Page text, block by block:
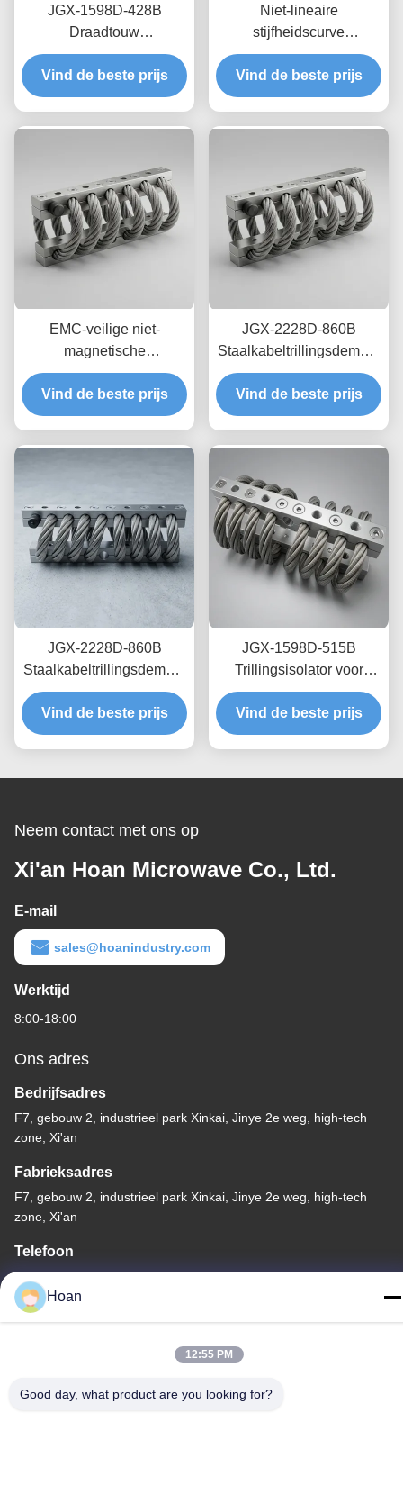
JGX-1598D-428B
Draadtouw
Trillingsisolator Schimmel
Chemisch wasbestendige
isolatie van roestvrij staal
Vind de beste prijs
Niet-lineaire
stijfheidscurve
draadkabelisolator JGX-
2228D-665B
Milieuvriendelijke
Vind de beste prijs
EMC-veilige niet-
magnetische
draadkabelisolator JGX-
2228D-665B Mount voor
tijdelijke schokdissipatie
Vind de beste prijs
JGX-2228D-860B
Staalkabeltrillingsdemper
Roestvrij Staal Lange
Levensduur Industriële
Schokdemper
Vind de beste prijs
JGX-2228D-860B
Staalkabeltrillingsdemper
Snel Prototypen Snelle
Montage Aanpasbare
Schokdemper
Vind de beste prijs
JGX-1598D-515B
Trillingsisolator voor
draadtouw met
schaalbare laadcapaciteit
en structuurgebaseerde
Vind de beste prijs
Neem contact met ons op
Xi'an Hoan Microwave Co., Ltd.
E-mail
sales@hoanindustry.com
Werktijd
8:00-18:00
Ons adres
Bedrijfsadres
F7, gebouw 2, industrieel park Xinkai, Jinye 2e weg, high-tech
zone, Xi'an
Fabrieksadres
F7, gebouw 2, industrieel park Xinkai, Jinye 2e weg, high-tech
zone, Xi'an
Telefoon
86--18740357801
Auteursrecht © 2024-2026 Xi'an Hoan Microwave Co., Ltd. . Alle
Hoan
12:55 PM
Good day, what product are you looking for?